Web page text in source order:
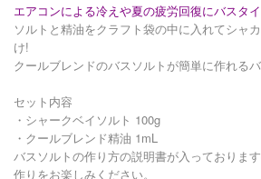
エアコンによる冷えや夏の疲労回復にバスタ
ソルトと精油をクラフト袋の中に入れてシャ
け!
クールブレンドのバスソルトが簡単に作れる
セット内容
・シャークベイソルト 100g
・クールブレンド精油 1mL
バスソルトの作り方の説明書が入っておりま
作りをお楽しみください。